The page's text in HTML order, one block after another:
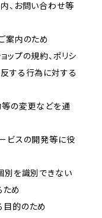
内、お問い合わせ等
案内のため
ップの規約、ポリシ
反する行為に対する
等の変更などを通
ービスの開発等に役
別を識別できない
め
目的のため